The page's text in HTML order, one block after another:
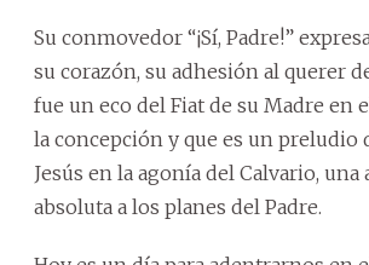
Su conmovedor “¡Sí, Padre!”
su corazón, su adhesión al querer
fue un eco del Fiat de su Madre en
la concepción y que es un preludio
Jesús en la agonía del Calvario, una
absoluta a los planes del Padre.